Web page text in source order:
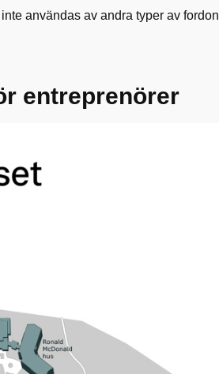
användas av andra typer av fordon
entreprenörer